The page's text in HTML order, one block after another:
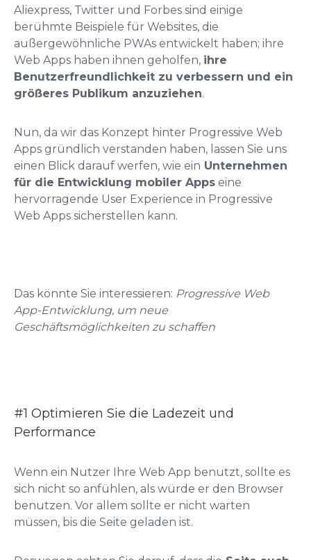
Aliexpress, Twitter und Forbes sind einige
berühmte Beispiele für Websites, die
außergewöhnliche PWAs entwickelt haben; ihre
Web Apps haben ihnen geholfen, ihre
Benutzerfreundlichkeit zu verbessern und ein
größeres Publikum anzuziehen.
Nun, da wir das Konzept hinter Progressive Web
Apps gründlich verstanden haben, lassen Sie uns
einen Blick darauf werfen, wie ein Unternehmen
für die Entwicklung mobiler Apps eine
hervorragende User Experience in Progressive
Web Apps sicherstellen kann.
Das könnte Sie interessieren: Progressive Web
App-Entwicklung, um neue
Geschäftsmöglichkeiten zu schaffen
#1 Optimieren Sie die Ladezeit und
Performance
Wenn ein Nutzer Ihre Web App benutzt, sollte es
sich nicht so anfühlen, als würde er den Browser
benutzen. Vor allem sollte er nicht warten
müssen, bis die Seite geladen ist.